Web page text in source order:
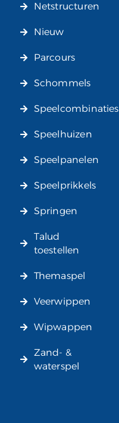
Netstructuren
Nieuw
Parcours
Schommels
Speelcombinaties
Speelhuizen
Speelpanelen
Speelprikkels
Springen
Talud
toestellen
Themaspel
Veerwippen
Wipwappen
Zand- &
waterspel